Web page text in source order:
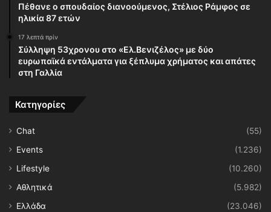
Πέθανε ο σπουδαίος διανοούμενος, Στέλιος Ράμφος σε
ηλικία 87 ετών
17 λεπτά πρίν
Σύλληψη 53χρονου στο «Ελ.Βενιζέλος» με δύο
ευρωπαϊκά εντάλματα για ξέπλυμα χρήματος και απάτες
στη Γαλλία
Κατηγορίες
Chat
(55)
Events
(1.236)
Lifestyle
(10.260)
Αθλητικά
(5.982)
Ελλάδα
(23.046)